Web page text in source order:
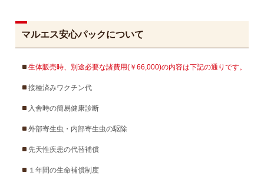
マルエス安心パックについて
生体販売時、別途必要な諸費用(￥66,000)の内容は下記の通りです。
接種済みワクチン代
入舎時の簡易健康診断
外部寄生虫・内部寄生虫の駆除
先天性疾患の代替補償
１年間の生命補償制度